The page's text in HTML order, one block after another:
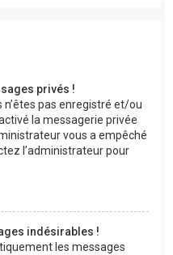
privés !
n’êtes pas enregistré et/ou
la messagerie privée
vous a empêché
l’administrateur pour
indésirables !
les messages